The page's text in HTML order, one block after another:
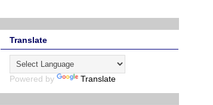
Translate
Powered by Translate